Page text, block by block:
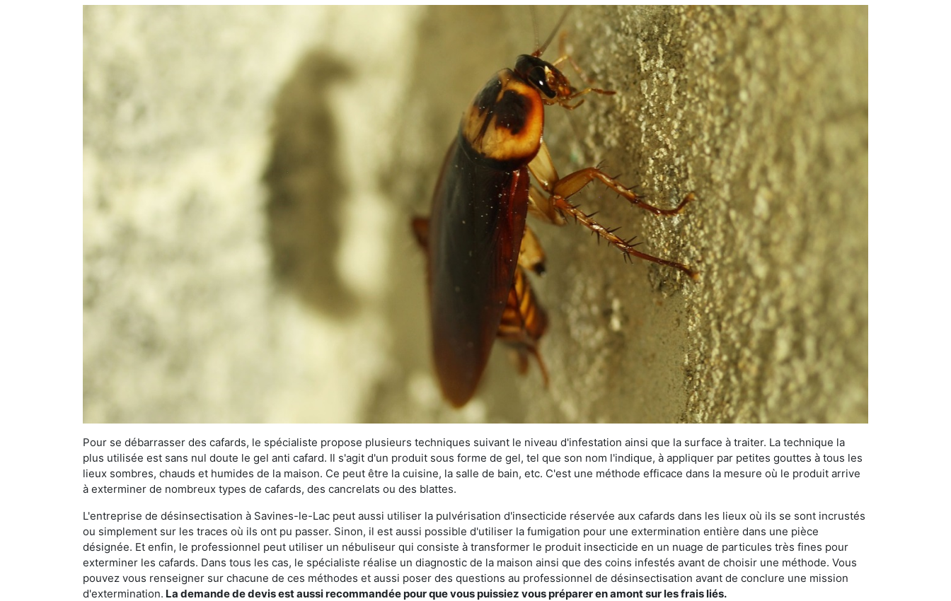
Pour se débarrasser des cafards, le spécialiste propose plusieurs techniques suivant le niveau d'infestation ainsi que la surface à traiter. La technique la
plus utilisée est sans nul doute le gel anti cafard. Il s'agit d'un produit sous forme de gel, tel que son nom l'indique, à appliquer par petites gouttes à tous les
lieux sombres, chauds et humides de la maison. Ce peut être la cuisine, la salle de bain, etc. C'est une méthode efficace dans la mesure où le produit arrive
à exterminer de nombreux types de cafards, des cancrelats ou des blattes.
L'entreprise de désinsectisation à Savines-le-Lac peut aussi utiliser la pulvérisation d'insecticide réservée aux cafards dans les lieux où ils se sont incrustés
ou simplement sur les traces où ils ont pu passer. Sinon, il est aussi possible d'utiliser la fumigation pour une extermination entière dans une pièce
désignée. Et enfin, le professionnel peut utiliser un nébuliseur qui consiste à transformer le produit insecticide en un nuage de particules très fines pour
exterminer les cafards. Dans tous les cas, le spécialiste réalise un diagnostic de la maison ainsi que des coins infestés avant de choisir une méthode. Vous
pouvez vous renseigner sur chacune de ces méthodes et aussi poser des questions au professionnel de désinsectisation avant de conclure une mission
d'extermination. La demande de devis est aussi recommandée pour que vous puissiez vous préparer en amont sur les frais liés.